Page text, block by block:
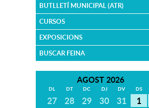
BUTLLETÍ MUNICIPAL (ATR)
CURSOS
EXPOSICIONS
BUSCAR FEINA
AGOST 2026
DL DT DC DJ DV DS
27 28 29 30 31 1